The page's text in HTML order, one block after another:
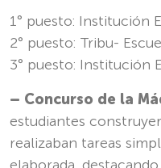
1° puesto: Institución
2° puesto: Tribu-
3° puesto: Institución
– Concurso de la
estudiantes
realizaban tareas